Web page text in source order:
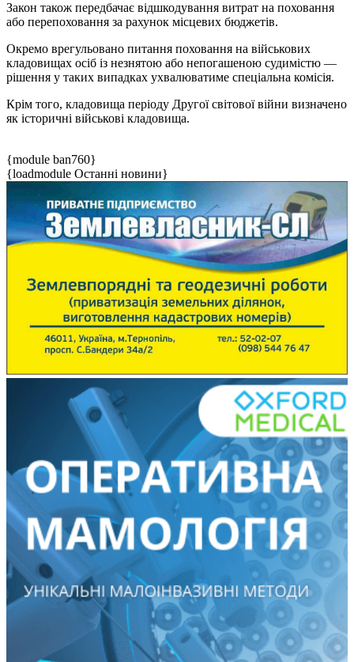
Закон також передбачає відшкодування витрат на поховання
або перепоховання за рахунок місцевих бюджетів.
Окремо врегульовано питання поховання на військових
кладовищах осіб із незнятою або непогашеною судимістю —
рішення у таких випадках ухвалюватиме спеціальна комісія.
Крім того, кладовища періоду Другої світової війни визначено
як історичні військові кладовища.
{module ban760}
{loadmodule Останні новини}